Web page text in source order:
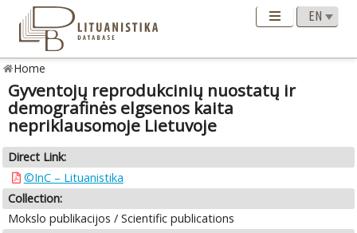
Home
Gyventojų reprodukcinių nuostatų ir
demografinės elgsenos kaita
nepriklausomoje Lietuvoje
Direct Link:
©InC – Lituanistika
Collection:
Mokslo publikacijos / Scientific publications